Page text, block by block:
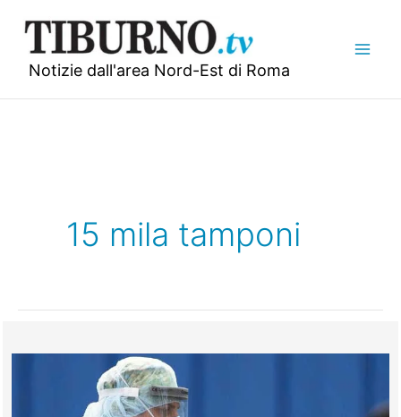
contenuto
Notizie dall'area Nord-Est di Roma
15 mila tamponi